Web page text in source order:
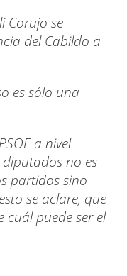
Corujo se
del Cabildo a
es sólo una
a nivel
no es
partidos sino
se aclare, que
cuál puede ser el